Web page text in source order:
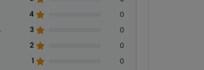
4
0
3
0
2
0
1
0